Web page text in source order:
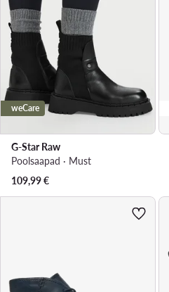
weCare
G-Star Raw
Poolsaapad · Must
109,99€